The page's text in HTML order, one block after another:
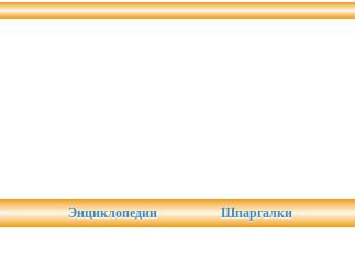
Энциклопедии Шпаргалки